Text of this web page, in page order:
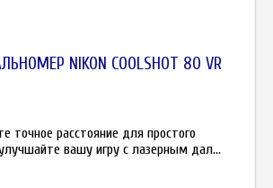
NIKON COOLSHOT 80 VR
точное расстояние для простого
вашу игру с лазерным дал...